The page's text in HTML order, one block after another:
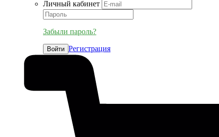
Личный кабинет
Забыли пароль?
Войти Регистрация